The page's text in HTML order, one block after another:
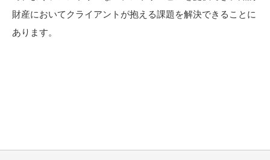
財産においてクライアントが抱える課題を解決できることに
あります。